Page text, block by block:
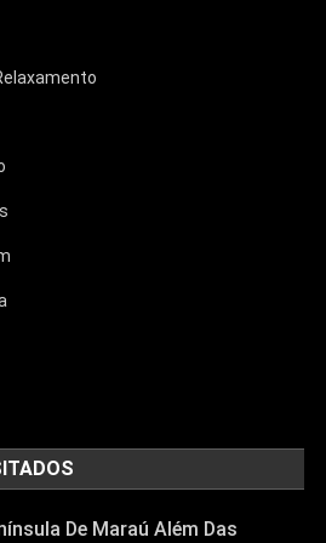
De Maraú Além Das